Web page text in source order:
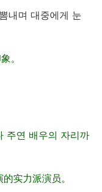
내며 대중에게 눈
。
주연 배우의 자리까
实力派演员。